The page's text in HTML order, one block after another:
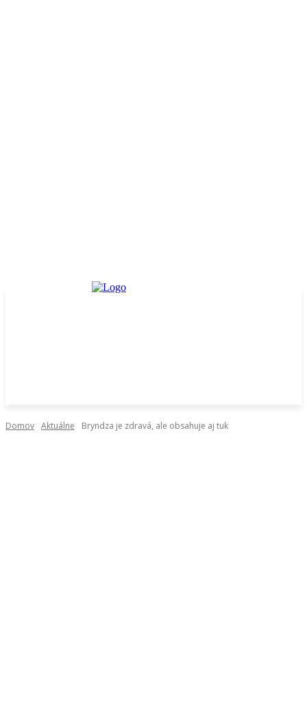
Domov Aktuálne Bryndza je zdravá, ale obsahuje aj tuk